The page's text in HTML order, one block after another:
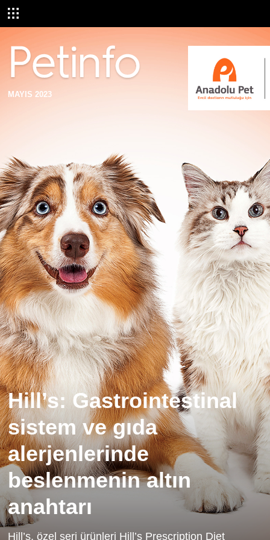
MAYIS 2023
Hill’s: Gastrointestinal
sistem ve gıda
alerjenlerinde
beslenmenin altın
anahtarı
Hill’s, özel seri ürünleri Hill’s Prescription Diet